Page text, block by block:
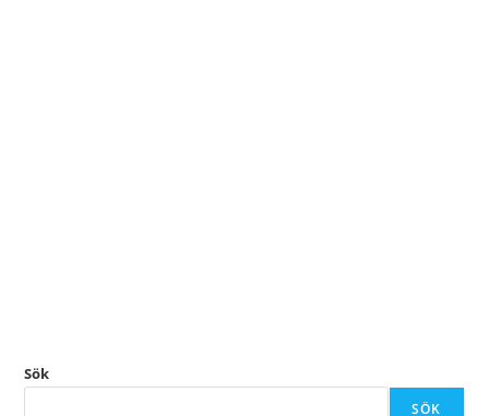
Sök
SÖK